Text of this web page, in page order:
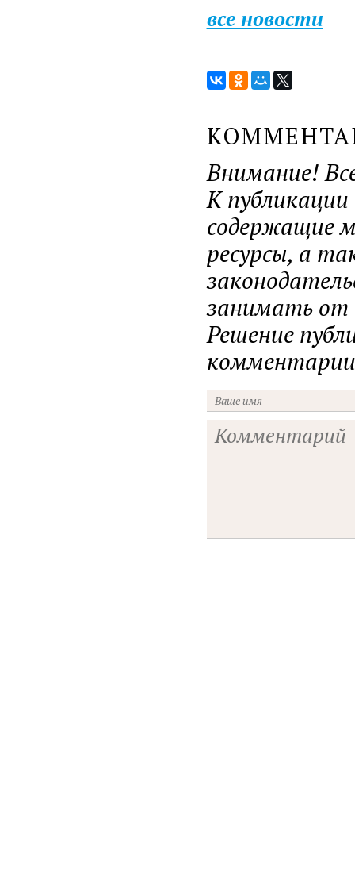
все новости
Внимание!
К
содержащие
ресурсы, а
занимать от
Решение